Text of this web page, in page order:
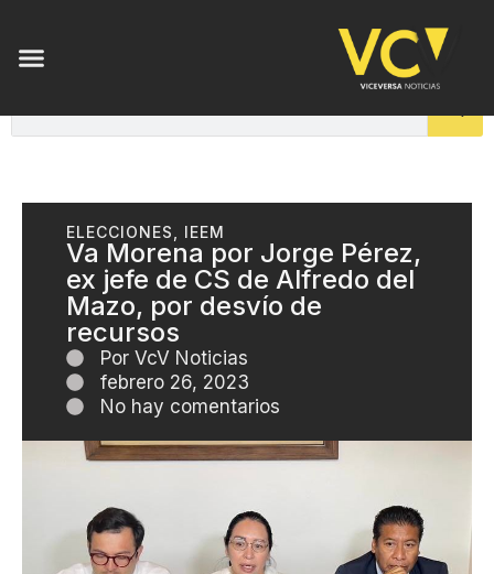
ELECCIONES IEEM
Va Morena por Jorge Pérez,
ex jefe de CS de Alfredo del
Mazo, por desvío de
recursos
Por VcV Noticias
febrero 26, 2023
No hay comentarios